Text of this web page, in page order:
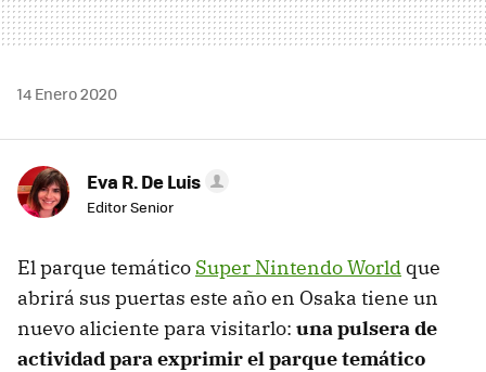
14 Enero 2020
Eva R. De Luis
Editor Senior
El parque temático Super Nintendo World que
abrirá sus puertas este año en Osaka tiene un
nuevo aliciente para visitarlo: una pulsera de
actividad para exprimir el parque temático